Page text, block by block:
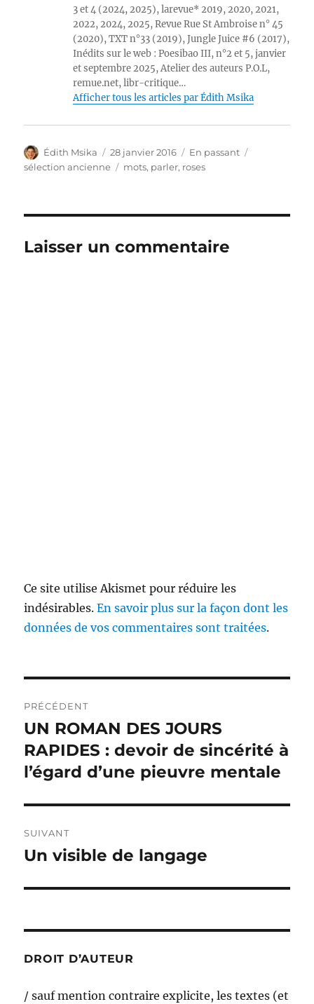
3 et 4 (2024, 2025), larevue* 2019, 2020, 2021,
2022, 2024, 2025, Revue Rue St Ambroise n° 45
(2020), TXT n°33 (2019), Jungle Juice #6 (2017),
Inédits sur le web : Poesibao III, n°2 et 5, janvier
et septembre 2025, Atelier des auteurs P.O.L,
remue.net, libr-critique…
Afficher tous les articles par Édith Msika
Auteur
Édith Msika
Publié
le
28 janvier 2016 Format
En passant
sélection ancienne
Étiquettes
mots, parler, roses
Laisser un commentaire
Ce site utilise Akismet pour réduire les
indésirables.En savoir plus sur la façon dont les
données de vos commentaires sont traitées.
de
l’article
PRÉCÉDENT
Publication
précédente :
UN ROMAN DES JOURS
RAPIDES : devoir de sincérité à
l’égard d’une pieuvre mentale
SUIVANT
Publication
Un visible de langage
DROIT D’AUTEUR
/ sauf mention contraire explicite, les textes (et